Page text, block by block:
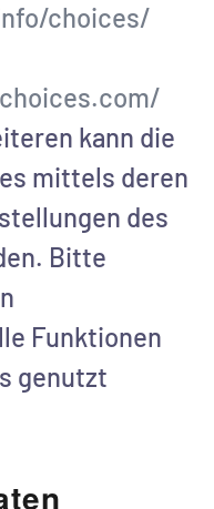
choices/
kann die
mittels deren
des
Bitte
Funktionen
genutzt